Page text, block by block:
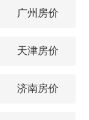
广州房价
天津房价
济南房价